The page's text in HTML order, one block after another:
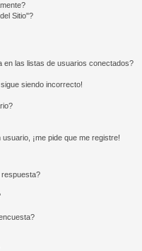
Sitio"?
en las listas de usuarios conectados?
siendo incorrecto!
¡me pide que me registre!
respuesta?